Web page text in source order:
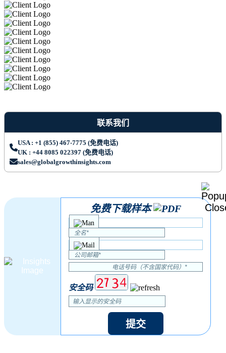
联系我们
USA : +1 (855) 467-7775 (免费电话)
UK : +44 8085 022397 (免费电话)
sales@globalgrowthinsights.com
免费下载样本
安全码
提交